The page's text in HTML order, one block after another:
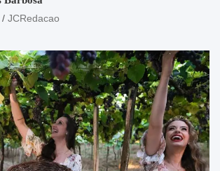
JCRedacao